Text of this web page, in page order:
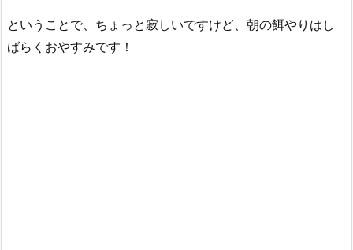
ということで、ちょっと寂しいですけど、朝の餌やりはし
ばらくおやすみです！